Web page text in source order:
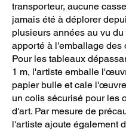
transporteur, aucune
jamais été à déplorer
plusieurs années au vu du
apporté à l'emballage
Pour les tableaux
1 m, l'artiste emballe
papier bulle et cale
un colis sécurisé pour les
d'art. Par mesure de
l'artiste ajoute également